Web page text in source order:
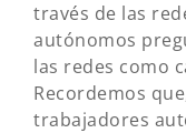
través de las
autónomos
las redes como
Recordemos
trabajadores